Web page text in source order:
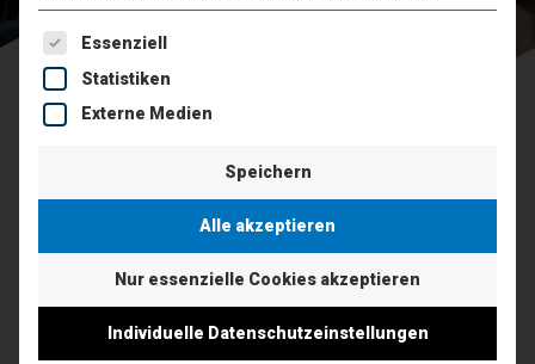
MEHR ÜBERBLICK - MEHR MÖGLICHKEITEN
Mehrere Standorte
erfordern ein höheres
Es folgt eine Liste der Service-Gruppen, für die eine
Essenziell
Statistiken
Externe Medien
Speichern
Alle akzeptieren
Nur essenzielle Cookies akzeptieren
Individuelle Datenschutzeinstellungen